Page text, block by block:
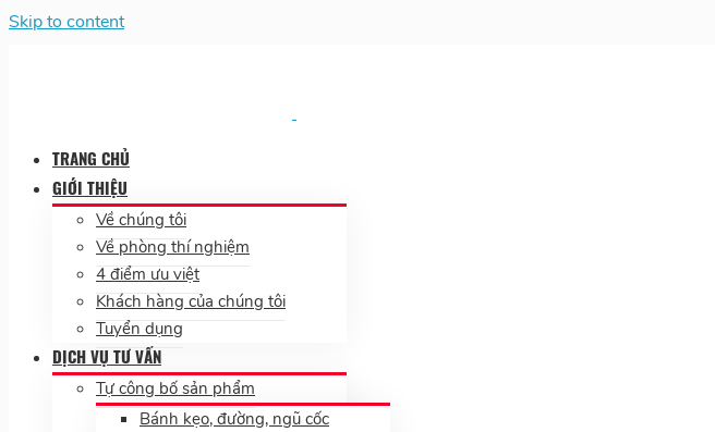
Skip to content
TRANG CHỦ
GIỚI THIỆU
Về chúng tôi
Về phòng thí nghiệm
4 điểm ưu việt
Khách hàng của chúng tôi
Tuyển dụng
DỊCH VỤ TƯ VẤN
Tự công bố sản phẩm
Bánh kẹo, đường, ngũ cốc